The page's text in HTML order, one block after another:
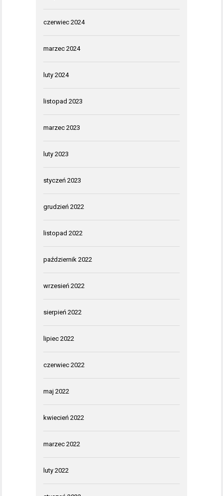
czerwiec 2024
marzec 2024
luty 2024
listopad 2023
marzec 2023
luty 2023
styczeń 2023
grudzień 2022
listopad 2022
październik 2022
wrzesień 2022
sierpień 2022
lipiec 2022
czerwiec 2022
maj 2022
kwiecień 2022
marzec 2022
luty 2022